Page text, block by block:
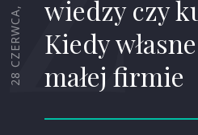
28 CZERWCA, 2026
wiedzy czy
Kiedy
małej firmie